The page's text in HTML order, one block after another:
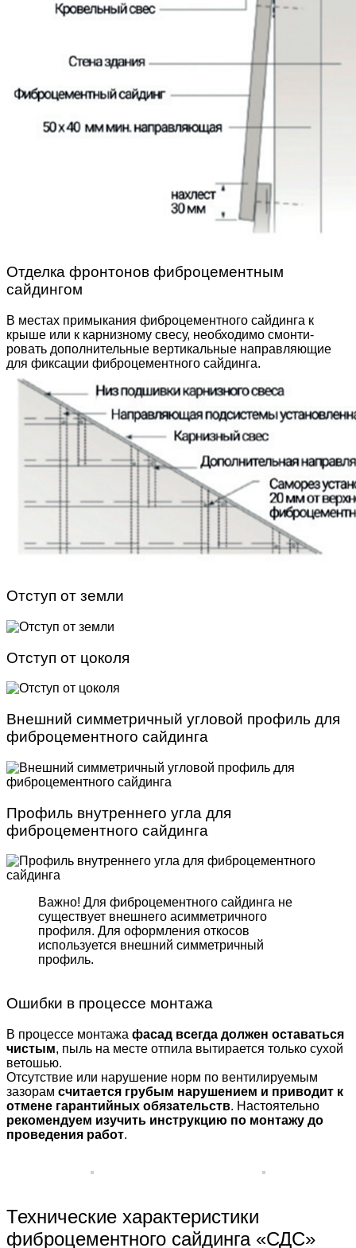
Отделка фронтонов фиброцементным
сайдингом
В местах примыкания фиброцементного сайдинга к
крыше или к карнизному свесу, необходимо смонти­
ровать дополнительные вертикальные направляю­щие
для фиксации фиброцементного сайдинга.
Отступ от земли
Отступ от цоколя
Внешний симметричный угловой профиль для
фиброцементного сайдинга
Профиль внутреннего угла для
фиброцементного сайдинга
Важно! Для фиброцемент­ного сайдинга не
существует внешнего асимметрич­ного
профиля. Для оформле­ния откосов
используется внешний симметричный
профиль.
Ошибки в процессе монтажа
В процессе монтажа фасад всегда должен оставаться
чистым, пыль на месте отпила вытирается только сухой
ветошью.
Отсутствие или нарушение норм по вентилируемым
зазорам считается грубым нарушением и приводит к
отмене гарантийных обязательств. Настоятельно
рекомендуем изучить инструкцию по монтажу до
проведения работ.
Технические характеристики
фиброцементного сайдинга «СДС»